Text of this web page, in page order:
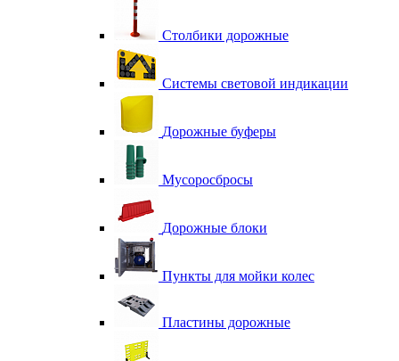
Столбики дорожные
Системы световой индикации
Дорожные буферы
Мусоросбросы
Дорожные блоки
Пункты для мойки колес
Пластины дорожные